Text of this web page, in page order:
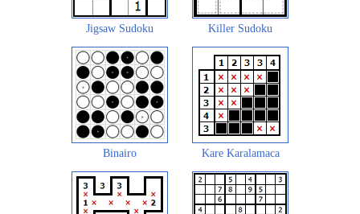
Jigsaw Sudoku Killer Sudoku
Binairo Kare Karalamaca